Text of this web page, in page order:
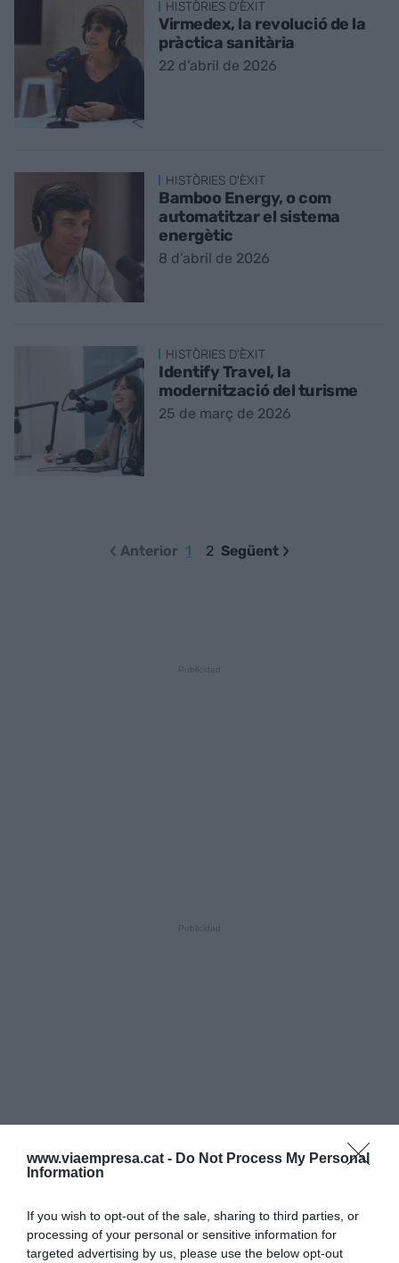
www.viaempresa.cat - Do Not Process My Personal
Information
If you wish to opt-out of the sale, sharing to third parties, or
processing of your personal or sensitive information for
targeted advertising by us, please use the below opt-out
HISTÒRIES D'ÈXIT
Virmedex, la revolució de la
pràctica sanitària
22 d’abril de 2026
HISTÒRIES D'ÈXIT
Bamboo Energy, o com
automatitzar el sistema
energètic
8 d’abril de 2026
HISTÒRIES D'ÈXIT
Identify Travel, la
modernització del turisme
25 de març de 2026
Anterior 1 2 Següent